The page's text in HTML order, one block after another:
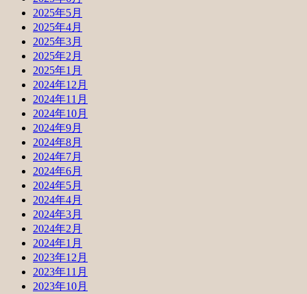
2025年5月
2025年4月
2025年3月
2025年2月
2025年1月
2024年12月
2024年11月
2024年10月
2024年9月
2024年8月
2024年7月
2024年6月
2024年5月
2024年4月
2024年3月
2024年2月
2024年1月
2023年12月
2023年11月
2023年10月